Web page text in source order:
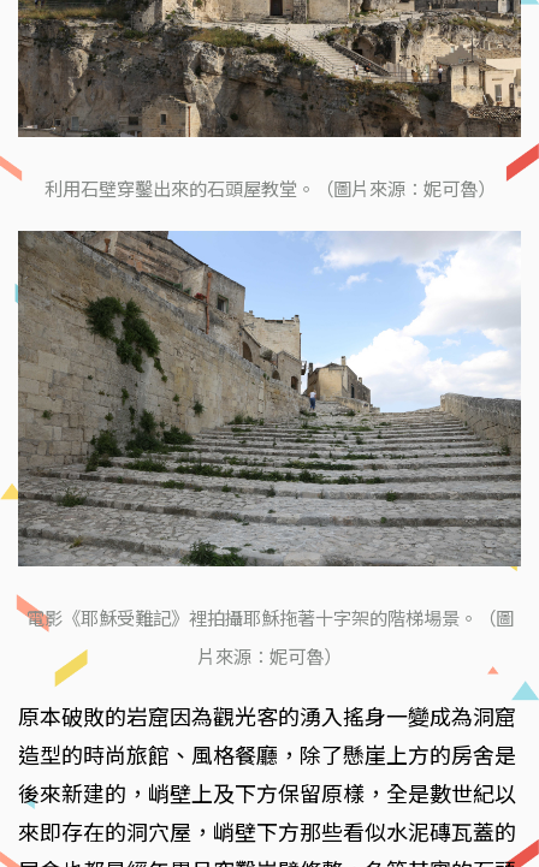
利用石壁穿鑿出來的石頭屋教堂。（圖片來源：妮可魯）
電影《耶穌受難記》裡拍攝耶穌拖著十字架的階梯場景。（圖
片來源：妮可魯）
原本破敗的岩窟因為觀光客的湧入搖身一變成為洞窟
造型的時尚旅館、風格餐廳，除了懸崖上方的房舍是
後來新建的，峭壁上及下方保留原樣，全是數世紀以
來即存在的洞穴屋，峭壁下方那些看似水泥磚瓦蓋的